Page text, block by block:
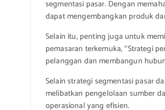
segmentasi pasar. Dengan
dapat mengembangkan produk
Selain itu, penting juga untuk
pemasaran terkemuka, “Strategi
pelanggan dan membangun
Selain strategi segmentasi pasar
melibatkan pengelolaan sumber
operasional yang efisien.